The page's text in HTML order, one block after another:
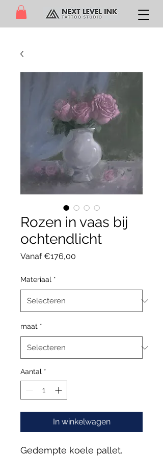
Rozen in vaas bij
ochtendlicht
Vanaf€176,00
Materiaal *
maat *
Aantal *
In winkelwagen
Gedempte koele pallet.